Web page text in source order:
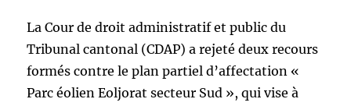
La Cour de droit administratif et public du
Tribunal cantonal (CDAP) a rejeté deux recours
formés contre le plan partiel d’affectation «
Parc éolien Eoljorat secteur Sud », qui vise à